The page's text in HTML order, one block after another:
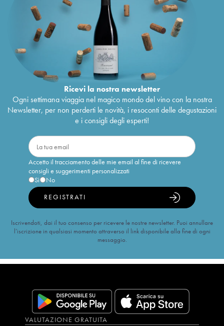
Ricevi la nostra newsletter
Ogni settimana viaggia nel magico mondo del vino con la nostra
Newsletter, per non perderti le novità, i resoconti delle degustazioni
e i consigli degli esperti!
Accetto il tracciamento delle mie email al fine di ricevere
consigli e suggerimenti personalizzati
Sì
No
REGISTRATI
Iscrivendoti, dai il tuo consenso per ricevere le nostre newsletter. Puoi annullare
l’iscrizione in qualsiasi momento attraverso il link disponibile alla fine di ogni
messaggio.
VALUTAZIONE GRATUITA